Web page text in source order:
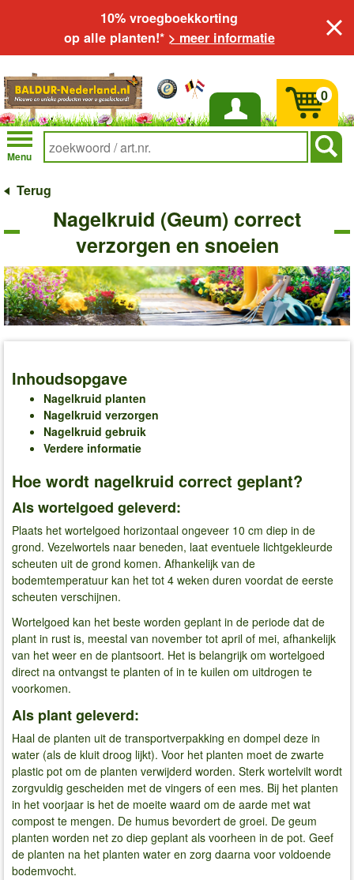
10% vroegboekkorting
op alle planten!* > meer informatie
Inloggen
Menu
0
Terug
Nagelkruid (Geum) correct
verzorgen en snoeien
Inhoudsopgave
Nagelkruid planten
Nagelkruid verzorgen
Nagelkruid gebruik
Verdere informatie
Hoe wordt nagelkruid correct geplant?
Als wortelgoed geleverd:
Plaats het wortelgoed horizontaal ongeveer 10 cm diep in de
grond. Vezelwortels naar beneden, laat eventuele lichtgekleurde
scheuten uit de grond komen. Afhankelijk van de
bodemtemperatuur kan het tot 4 weken duren voordat de eerste
scheuten verschijnen.
Wortelgoed kan het beste worden geplant in de periode dat de
plant in rust is, meestal van november tot april of mei, afhankelijk
van het weer en de plantsoort. Het is belangrijk om wortelgoed
direct na ontvangst te planten of in te kuilen om uitdrogen te
voorkomen.
Als plant geleverd:
Haal de planten uit de transportverpakking en dompel deze in
water (als de kluit droog lijkt). Voor het planten moet de zwarte
plastic pot om de planten verwijderd worden. Sterk wortelvilt wordt
zorgvuldig gescheiden met de vingers of een mes. Bij het planten
in het voorjaar is het de moeite waard om de aarde met wat
compost te mengen. De humus bevordert de groei. De geum
planten worden net zo diep geplant als voorheen in de pot. Geef
de planten na het planten water en zorg daarna voor voldoende
bodemvocht.